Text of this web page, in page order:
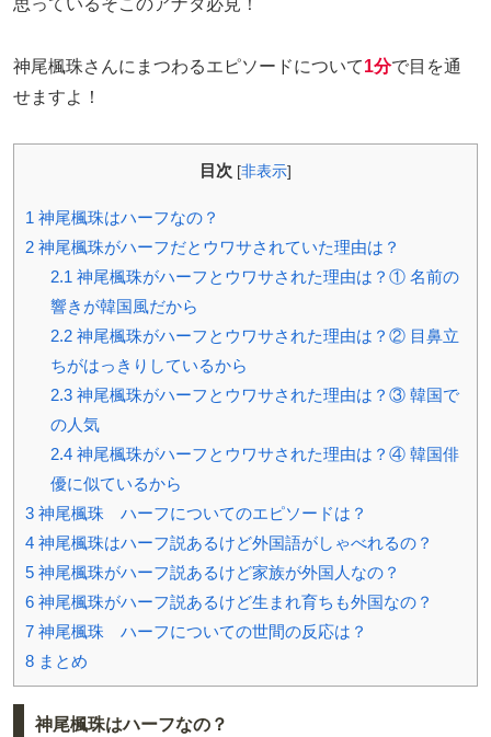
神尾楓珠さんにまつわるエピソードについて1分で目を通
せますよ！
目次 [非表示]
1 神尾楓珠はハーフなの？
2 神尾楓珠がハーフだとウワサされていた理由は？
2.1 神尾楓珠がハーフとウワサされた理由は？① 名前の
響きが韓国風だから
2.2神尾楓珠がハーフとウワサされた理由は？② 目鼻立
ちがはっきりしているから
2.3神尾楓珠がハーフとウワサされた理由は？③ 韓国で
の人気
2.4神尾楓珠がハーフとウワサされた理由は？④ 韓国俳
優に似ているから
3 神尾楓珠 ハーフについてのエピソードは？
4 神尾楓珠はハーフ説あるけど外国語がしゃべれるの？
5 神尾楓珠がハーフ説あるけど家族が外国人なの？
6 神尾楓珠がハーフ説あるけど生まれ育ちも外国なの？
7 神尾楓珠 ハーフについての世間の反応は？
8 まとめ
神尾楓珠はハーフなの？